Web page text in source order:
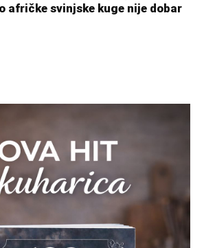
afričke svinjske kuge nije dobar